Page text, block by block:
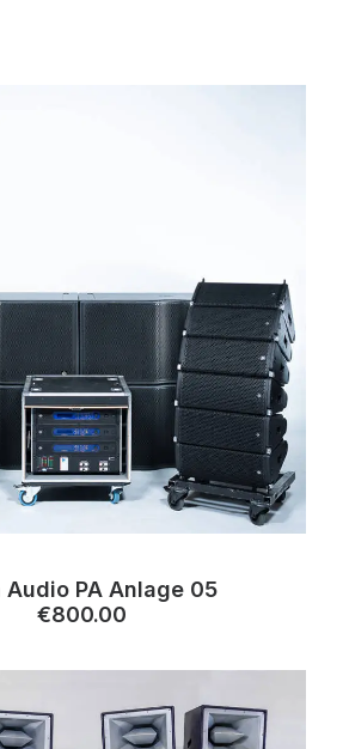
Audio PA Anlage 05
€800.00